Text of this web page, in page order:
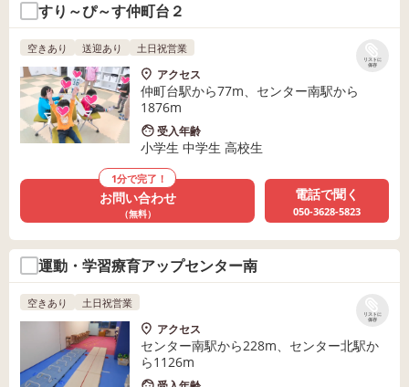
すり～ぴ～す仲町台２
リストに
保存
空きあり 送迎あり 土日祝営業
アクセス
仲町台駅から77m、センター南駅から
1876m
受入年齢
小学生 中学生 高校生
1分で完了！
お問い合わせ
（無料）
電話で聞く
050-3628-5823
運動・学習療育アップセンター南
リストに
保存
空きあり 土日祝営業
アクセス
センター南駅から228m、センター北駅か
ら1126m